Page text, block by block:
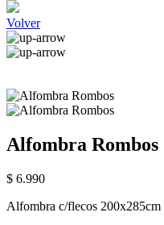
Volver
Alfombra Rombos
$ 6.990
Alfombra c/flecos 200x285cm